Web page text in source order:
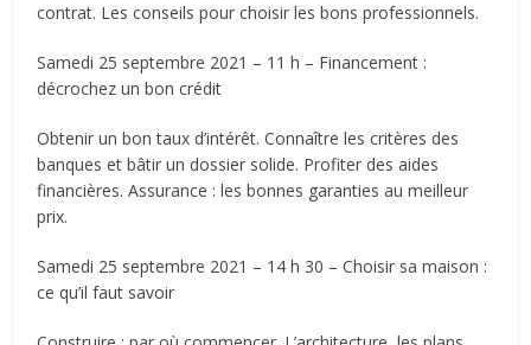
contrat. Les conseils pour choisir les bons professionnels.
Samedi 25 septembre 2021 – 11 h – Financement :
décrochez un bon crédit
Obtenir un bon taux d’intérêt. Connaître les critères des
banques et bâtir un dossier solide. Profiter des aides
financières. Assurance : les bonnes garanties au meilleur
prix.
Samedi 25 septembre 2021 – 14 h 30 – Choisir sa maison :
ce qu’il faut savoir